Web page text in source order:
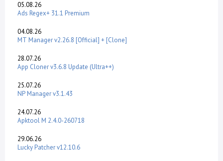
05.08.26
Ads Regex+ 31.1 Premium
04.08.26
MT Manager v2.26.8 [Official] + [Clone]
28.07.26
App Cloner v3.6.8 Update (Ultra++)
25.07.26
NP Manager v3.1.43
24.07.26
Apktool M 2.4.0-260718
29.06.26
Lucky Patcher v12.10.6